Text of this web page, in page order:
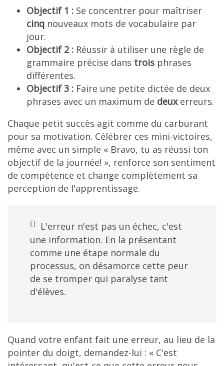
Objectif 1 : Se concentrer pour maîtriser
cinq nouveaux mots de vocabulaire par
jour.
Objectif 2 : Réussir à utiliser une règle de
grammaire précise dans trois phrases
différentes.
Objectif 3 : Faire une petite dictée de deux
phrases avec un maximum de deuxerreurs.
Chaque petit succès agit comme du carburant
pour sa motivation. Célébrer ces mini-victoires,
même avec un simple « Bravo, tu as réussi ton
objectif de la journée! », renforce son sentiment
de compétence et change complètement sa
perception de l'apprentissage.
L'erreur n'est pas un échec, c'est
une information. En la présentant
comme une étape normale du
processus, on désamorce cette peur
de se tromper qui paralyse tant
d'élèves.
Quand votre enfant fait une erreur, au lieu de la
pointer du doigt, demandez-lui : « C'est